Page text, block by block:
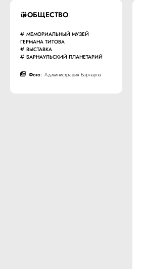
ОБЩЕСТВО
МЕМОРИАЛЬНЫЙ МУЗЕЙ
ГЕРМАНА ТИТОВА
ВЫСТАВКА
БАРНАУЛЬСКИЙ ПЛАНЕТАРИЙ
Фото: Администрация Барнаула